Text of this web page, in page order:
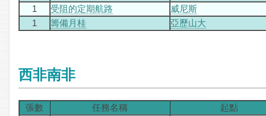
1
受阻的定期航路
威尼斯
1
籌備月桂 亞歷山大
西非南非
張數 任務名稱
起點